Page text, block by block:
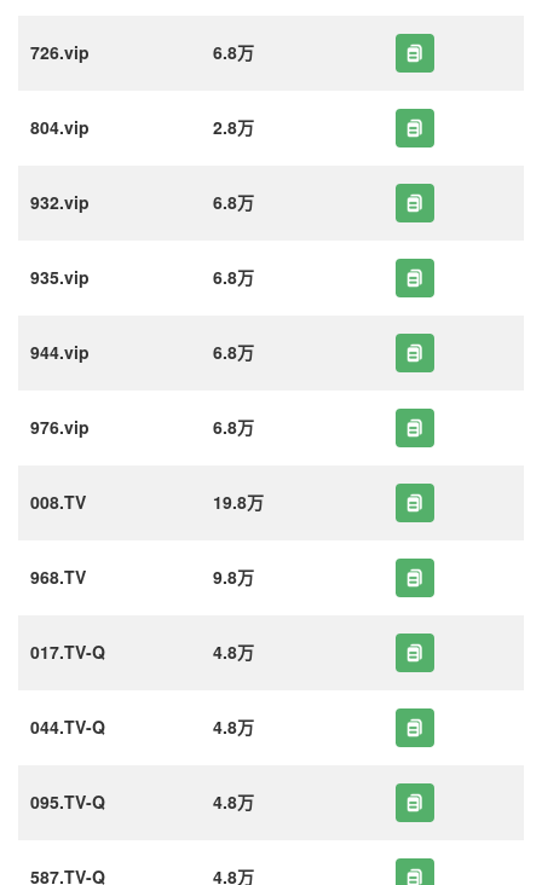
726.vip 6.8万
804.vip 2.8万
932.vip 6.8万
935.vip 6.8万
944.vip 6.8万
976.vip 6.8万
008.TV 19.8万
968.TV 9.8万
017.TV-Q 4.8万
044.TV-Q 4.8万
095.TV-Q 4.8万
587.TV-Q 4.8万